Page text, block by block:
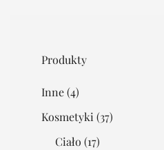
Produkty
Inne(4)
Kosmetyki (37)
Ciało (17)